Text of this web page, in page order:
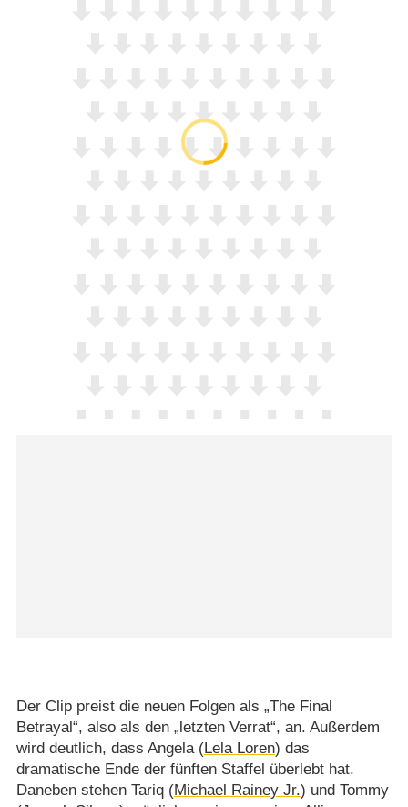
Der Clip preist die neuen Folgen als „The Final
Betrayal“, also als den „letzten Verrat“, an. Außerdem
wird deutlich, dass Angela (Lela Loren) das
dramatische Ende der fünften Staffel überlebt hat.
Daneben stehen Tariq (Michael Rainey Jr.) und Tommy